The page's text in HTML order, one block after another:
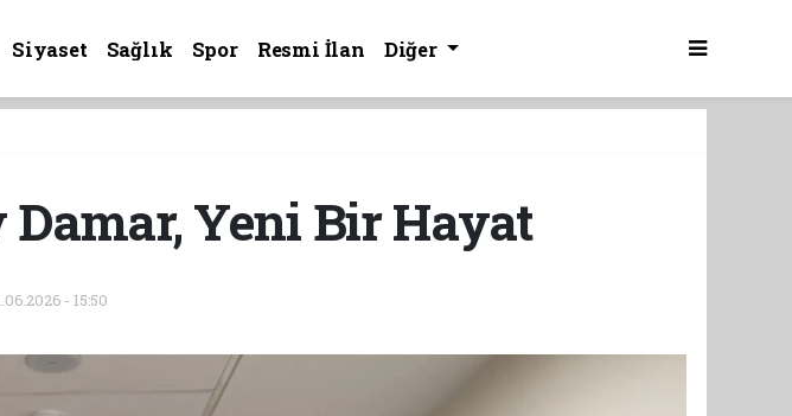
Siyaset Sağlık Spor Resmi İlan Diğer
Yeni Bir Hayat
- 15:50